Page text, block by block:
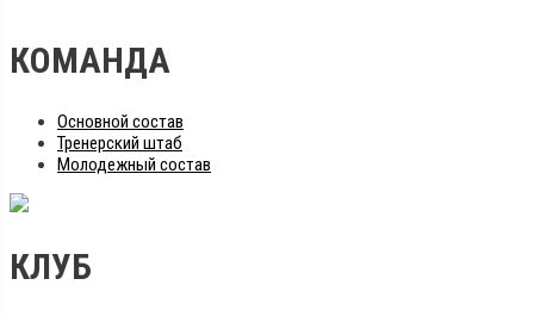
КОМАНДА
Основной состав
Тренерский штаб
Молодежный состав
КЛУБ